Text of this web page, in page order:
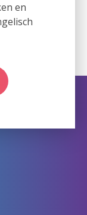
en